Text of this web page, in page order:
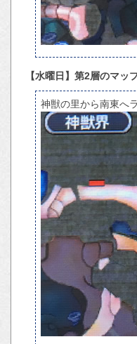
【水曜日】第2層のマッ
神獣の里から南東へ